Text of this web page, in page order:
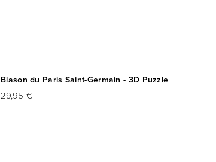
Blason du Paris Saint-Germain - 3D Puzzle
29,95 €